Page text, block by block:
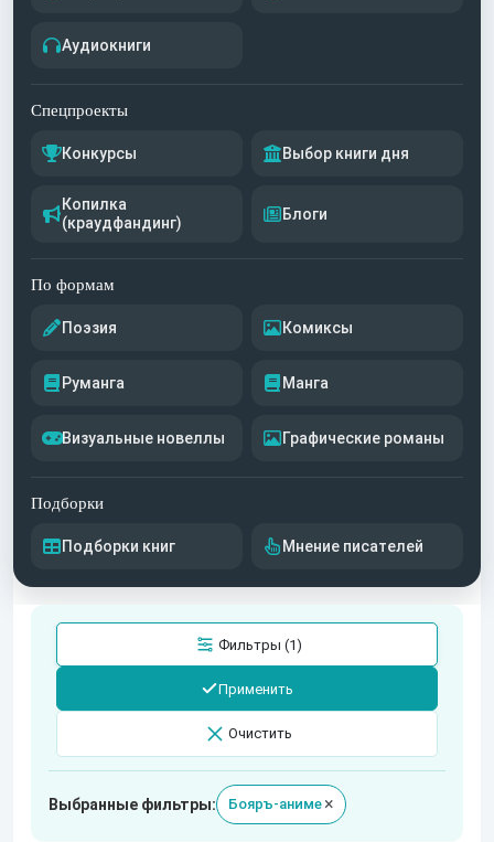
Аудиокниги
Спецпроекты
Конкурсы Выбор книги дня
Копилка
(краудфандинг)
Блоги
По формам
Поэзия Комиксы
Руманга Манга
Визуальные новеллы Графические романы
Подборки
Подборки книг Мнение писателей
Фильтры (1)
Применить
Очистить
Выбранные фильтры: Бояръ-аниме ×